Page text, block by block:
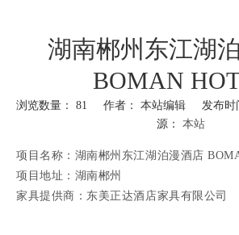
湖南郴州东江湖
BOMAN
浏览数量： 81 作者： 本站编辑 发布时
源： 本站
["wechat","weibo","qzone","douban","email"]
项目名称：湖南郴州东江湖泊漫酒店
项目地址： 湖南郴州
家具提供商：东美正达酒店家具有限公司